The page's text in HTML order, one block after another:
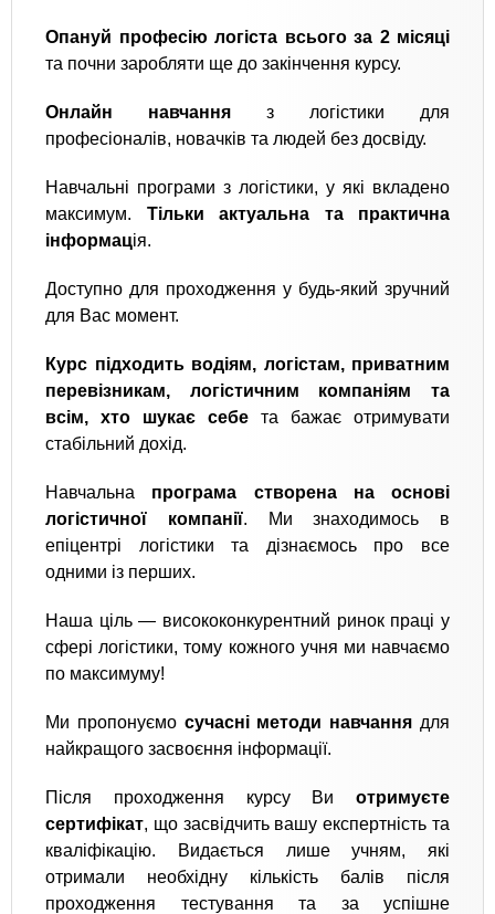
Опануй професію логіста всього за 2 місяці
та почни заробляти ще до закінчення курсу.
Онлайн навчання з логістики для
професіоналів, новачків та людей без досвіду.
Навчальні програми з логістики, у які вкладено
максимум. Тільки актуальна та практична
інформація.
Доступно для проходження у будь-який зручний
для Вас момент.
Курс підходить водіям, логістам, приватним
перевізникам, логістичним компаніям та
всім, хто шукає себе та бажає отримувати
стабільний дохід.
Навчальна програма створена на основі
логістичної компанії. Ми знаходимось в
епіцентрі логістики та дізнаємось про все
одними із перших.
Наша ціль — висококонкурентний ринок праці у
сфері логістики, тому кожного учня ми навчаємо
по максимуму!
Ми пропонуємо сучасні методи навчання для
найкращого засвоєння інформації.
Після проходження курсу Ви отримуєте
сертифікат, що засвідчить вашу експертність та
кваліфікацію. Видається лише учням, які
отримали необхідну кількість балів після
проходження тестування та за успішне